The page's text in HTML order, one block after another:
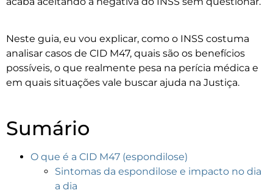
Neste guia, eu vou explicar, como o INSS costuma
analisar casos de CID M47, quais são os benefícios
possíveis, o que realmente pesa na perícia médica e
em quais situações vale buscar ajuda na Justiça.
Sumário
O que é a CID M47 (espondilose)
Sintomas da espondilose e impacto no dia
a dia